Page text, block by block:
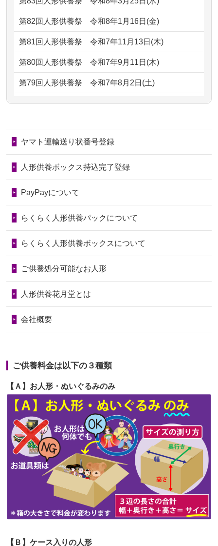
2026/06/30 長年大事にしてきた雛人形です、供養
していただ...
2026/06/29ガラスケースのまま引き取ってくださ
子どもの頃、妹と一緒にお雛様を出し
ました。お...
ので、お願...
2026/06/28以前和人形やぬいぐるみを供養いただ
いたことが...
の回りの物...
2026/06/28人形たちに これまで本当にありがとう
2026/06/24今は亡き両親が孫（私の子供）の初節
句に贈って...
2026/06/23ありがとうね
の祖父母か...
2026/06/20
雛人形をお道具も含め一式で引き取っ
てくださる...
2026/06/19
インターネット検索でホームページを
見つけまし...
供養が終わったお人形以外はどうして
るのですか？
しょうか？
2024/01/04ガラスケースは外しても良いですか？
第82回人形供養祭令和8年1月16日(金)
第81回人形供養祭令和7年11月13日(木)
第80回人形供養祭令和7年9月11日(木)
第79回人形供養祭令和7年8月2日(土)
第78回人形供養祭令和7年6月20日(金)
第76回人形供養祭令和7年2月28日(金)
第75回人形供養祭令和7年1月17日(金)
第73回人形供養祭令和6年10月17日(木)
第71回人形供養祭令和6年8月1日(木)
第70回人形供養祭令和6年6月21日(金)
第68回人形供養祭令和6年3月22日(金)
第65回人形供養祭令和5年11月09日(木)
第64回人形供養祭令和5年9月21日(木)
第63回人形供養祭 令和5年8月1日(火)
第62回人形供養祭令和5年6月21日(水)
第61回人形供養祭 令和5年5月19日(金)
第60回人形供養祭令和5年3月28日(火)
第59回人形供養祭 令和5年2月10日(金)
第58回人形供養祭令和5年12月21日(水)
ヤマト運輸送り状番号登録
人形供養ボックス持込完了登録
PayPayについて
らくらく人形供養パックについて
らくらく人形供養ボックスについて
ご供養処分可能なお人形
人形供養花月堂とは
会社概要
ご供養料金は以下の３種類
【Ａ】お人形・ぬいぐるみのみ
【Ｂ】ケース入りの人形